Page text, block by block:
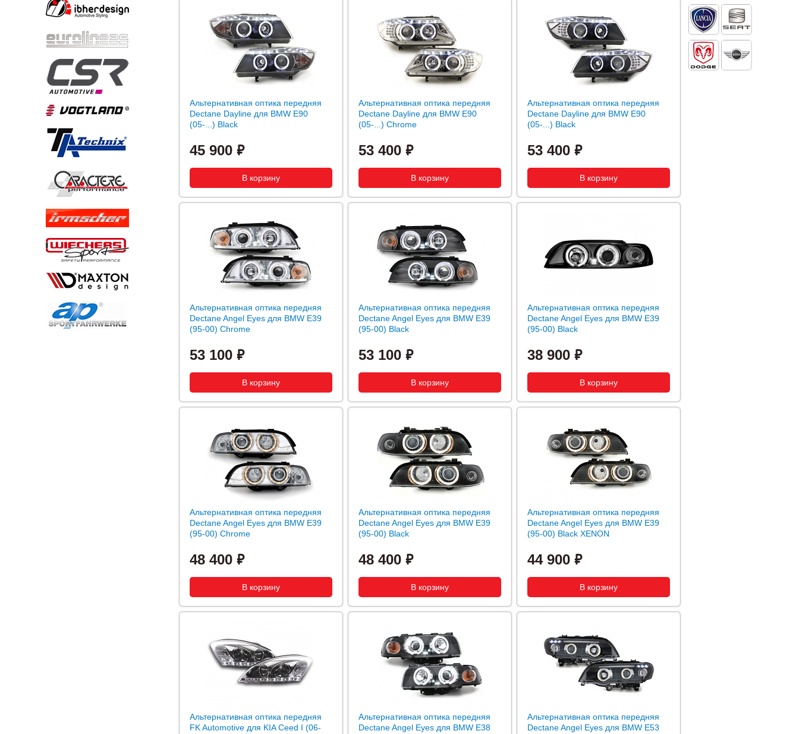
Альтернативная оптика передняя
Dectane Dayline для BMW E90
(05-...) Black
45 900
Альтернативная оптика передняя
Dectane Dayline для BMW E90
(05-...) Chrome
53 400
Альтернативная оптика передняя
Dectane Dayline для BMW E90
(05-...) Black
53 400
Альтернативная оптика передняя
Dectane Angel Eyes для BMW E39
(95-00) Chrome
53 100
Альтернативная оптика передняя
Dectane Angel Eyes для BMW E39
(95-00) Black
53 100
Альтернативная оптика передняя
Dectane Angel Eyes для BMW E39
(95-00) Black
38 900
Альтернативная оптика передняя
Dectane Angel Eyes для BMW E39
(95-00) Chrome
48 400
Альтернативная оптика передняя
Dectane Angel Eyes для BMW E39
(95-00) Black
48 400
Альтернативная оптика передняя
Dectane Angel Eyes для BMW E39
(95-00) Black XENON
44 900
Альтернативная оптика передняя
FK Automotive для KIA Ceed I (06-
Альтернативная оптика передняя
Dectane Angel Eyes для BMW E38
Альтернативная оптика передняя
Dectane Angel Eyes для BMW E53